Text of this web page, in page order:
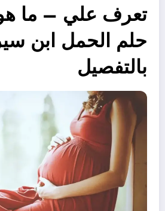
تعرف علي – ما
حلم الحمل ابن
بالتفصيل